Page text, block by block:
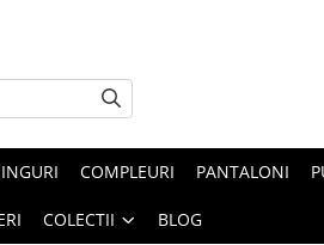
COMPLEURI PANTALONI
COLECTII BLOG